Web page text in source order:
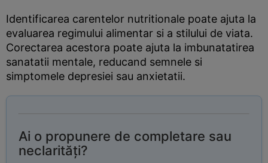
Identificarea carentelor nutritionale poate ajuta la
evaluarea regimului alimentar si a stilului de viata.
Corectarea acestora poate ajuta la imbunatatirea
sanatatii mentale, reducand semnele si
simptomele depresiei sau anxietatii.
Ai o propunere de completare sau
neclarități?